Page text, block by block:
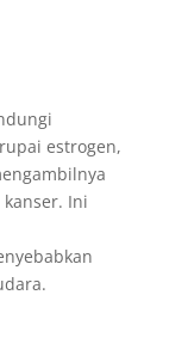
estrogen,
Ini